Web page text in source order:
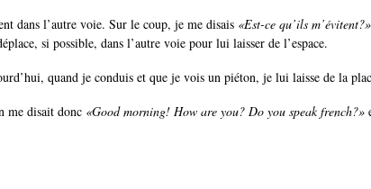
dans l’autre voie. Sur le coup, je me disais «Est-ce qu’ils m’évitent?»
si possible, dans l’autre voie pour lui laisser de l’espace.
quand je conduis et que je vois un piéton, je lui laisse de la
me disait donc «Good morning! How are you? Do you speak french?»